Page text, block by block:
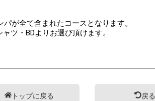
が全て含まれたコースとなります。
ツ・BDよりお選び頂けます。
トップに戻る 戻る